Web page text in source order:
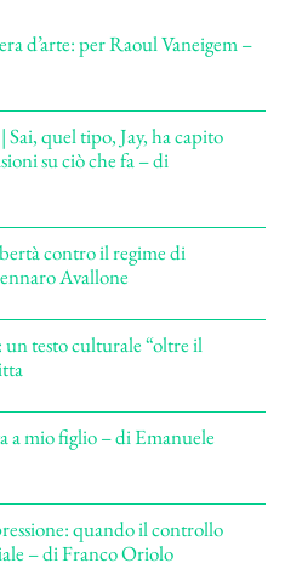
d’arte: per Raoul Vaneigem –
quel tipo, Jay, ha capito
su ciò che fa – di
contro il regime di
Avallone
testo culturale “oltre il
a mio figlio – di Emanuele
quando il controllo
– di Franco Oriolo